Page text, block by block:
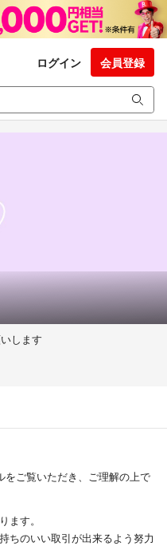
ログイン 会員登録
します
ご覧いただき、ご理解の上で
ます。
ちのいい取引が出来るよう努力